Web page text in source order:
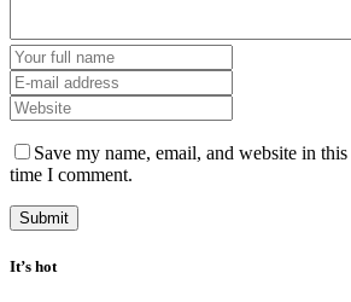
Save my name, email, and website in
time I comment.
It’s hot